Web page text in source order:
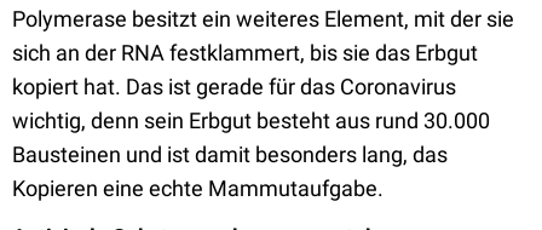
Polymerase besitzt ein weiteres Element, mit der sie
sich an der RNA festklammert, bis sie das Erbgut
kopiert hat. Das ist gerade für das Coronavirus
wichtig, denn sein Erbgut besteht aus rund 30.000
Bausteinen und ist damit besonders lang, das
Kopieren eine echte Mammutaufgabe.